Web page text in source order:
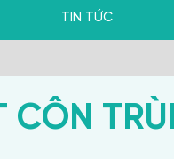
TIN TỨC
CÔN